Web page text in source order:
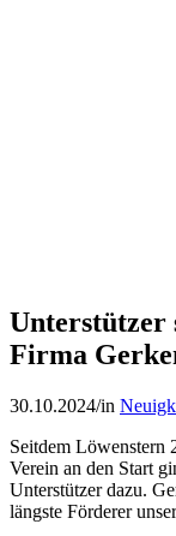
Unterstützer
Firma
30.10.2024/in
Seitdem Löwenstern
Verein an den Start
Unterstützer dazu.
längste Förderer